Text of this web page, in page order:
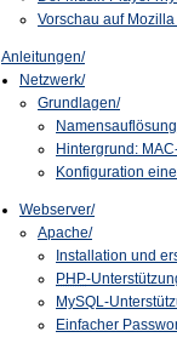
Vorschau auf
Anleitungen/
Netzwerk/
Grundlagen/
Hintergrund:
Konfiguration
Webserver/
Apache/
Installation und
PHP-
MySQL-
Einfacher